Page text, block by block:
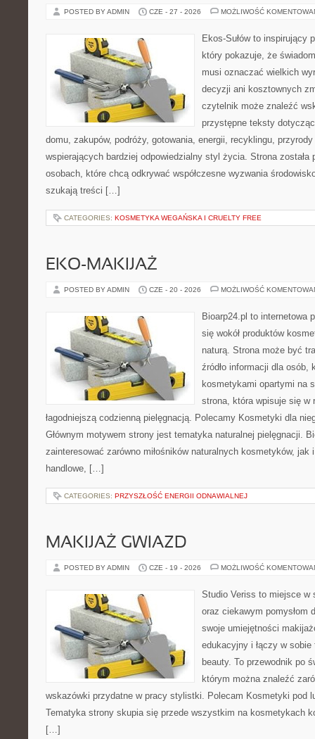
POSTED BY ADMIN CZE - 27 - 2026 MOŻLIWOŚĆ
Ekos-Sułów to inspirujący
który pokazuje, że
musi oznaczać wielkich
decyzji ani kosztownych
czytelnik może znaleźć
przystępne teksty
domu, zakupów, podróży, gotowania, energii, recyklingu,
wspierających bardziej odpowiedzialny styl życia. Strona została
osobach, które chcą odkrywać współczesne wyzwania
szukają treści […]
CATEGORIES: KOSMETYKA WEGAŃSKA I CRUELTY FREE
EKO-MAKIJAŻ
POSTED BY ADMIN CZE - 20 - 2026 MOŻLIWOŚĆ
Bioarp24.pl to internetowa
się wokół produktów
naturą. Strona może być
źródło informacji dla osób,
kosmetykami opartymi na
strona, która wpisuje się w
łagodniejszą codzienną pielęgnacją. Polecamy Kosmetyki dla
Głównym motywem strony jest tematyka naturalnej pielęgnacji.
zainteresować zarówno miłośników naturalnych kosmetyków, jak
handlowe, […]
CATEGORIES: PRZYSZŁOŚĆ ENERGII ODNAWIALNEJ
MAKIJAŻ GWIAZD
POSTED BY ADMIN CZE - 19 - 2026 MOŻLIWOŚĆ
Studio Veriss to miejsce w
oraz ciekawym pomysłom
swoje umiejętności
edukacyjny i łączy w
beauty. To przewodnik po
którym można znaleźć
wskazówki przydatne w pracy stylistki. Polecam Kosmetyki pod
Tematyka strony skupia się przede wszystkim na kosmetykach
[…]